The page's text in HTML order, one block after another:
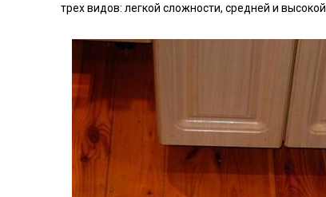
трех видов: легкой сложности, средней и высокой.